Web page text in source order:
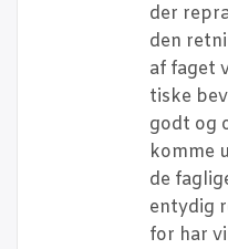
der
den
af faget
ti­ske
godt og
kom­me
de
enty­dig
for har